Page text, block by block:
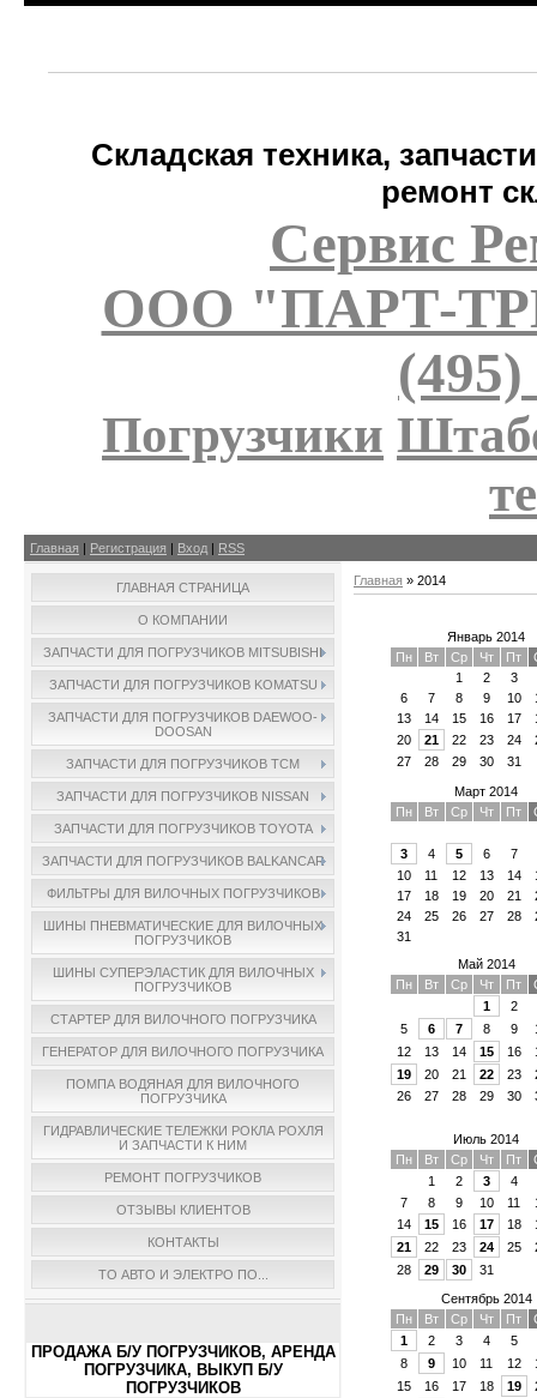
Складская техника,
ремонт
Сервис
ООО "ПАРТ-
Погрузчики
Главная | Регистрация | Вход | RSS
ГЛАВНАЯ СТРАНИЦА
О КОМПАНИИ
ЗАПЧАСТИ ДЛЯ ПОГРУЗЧИКОВ MITSUBISHI
ЗАПЧАСТИ ДЛЯ ПОГРУЗЧИКОВ KOMATSU
ЗАПЧАСТИ ДЛЯ ПОГРУЗЧИКОВ DAEWOO-
DOOSAN
ЗАПЧАСТИ ДЛЯ ПОГРУЗЧИКОВ TCM
ЗАПЧАСТИ ДЛЯ ПОГРУЗЧИКОВ NISSAN
ЗАПЧАСТИ ДЛЯ ПОГРУЗЧИКОВ TOYOTA
ЗАПЧАСТИ ДЛЯ ПОГРУЗЧИКОВ BALKANCAR
ФИЛЬТРЫ ДЛЯ ВИЛОЧНЫХ ПОГРУЗЧИКОВ
ШИНЫ ПНЕВМАТИЧЕСКИЕ ДЛЯ ВИЛОЧНЫХ
ПОГРУЗЧИКОВ
ШИНЫ СУПЕРЭЛАСТИК ДЛЯ ВИЛОЧНЫХ
ПОГРУЗЧИКОВ
СТАРТЕР ДЛЯ ВИЛОЧНОГО ПОГРУЗЧИКА
ГЕНЕРАТОР ДЛЯ ВИЛОЧНОГО ПОГРУЗЧИКА
ПОМПА ВОДЯНАЯ ДЛЯ ВИЛОЧНОГО
ПОГРУЗЧИКА
ГИДРАВЛИЧЕСКИЕ ТЕЛЕЖКИ РОКЛА РОХЛЯ
И ЗАПЧАСТИ К НИМ
РЕМОНТ ПОГРУЗЧИКОВ
ОТЗЫВЫ КЛИЕНТОВ
КОНТАКТЫ
ТО АВТО И ЭЛЕКТРО ПО...
ПРОДАЖА Б/У ПОГРУЗЧИКОВ, АРЕНДА
ПОГРУЗЧИКА, ВЫКУП Б/У
ПОГРУЗЧИКОВ
Главная » 2014
Январь 2014
Пн
Вт Ср Чт Пт
1
2
3
6
7 8 9 10
13
14 15 16 17
20
21 22 23 24
27
28 29 30 31
Март 2014
Пн
Вт Ср Чт Пт
3 4 5 6
7
10
11 12 13 14
17
18 19 20 21
24
25 26 27 28
31
Май 2014
Пн
Вт Ср Чт Пт
1
2
5
6 7 8 9
12
13 14 15 16
19
20 21 22 23
26
27 28 29 30
Июль 2014
Пн
Вт Ср Чт Пт
1
2 3
4
7
8 9 10 11
14
15 16 17 18
21
22 23 24 25
28
29 30
31
Сентябрь 2014
Пн
Вт Ср Чт Пт
1
2 3 4
5
8
9 10 11 12
15
16 17 18 19